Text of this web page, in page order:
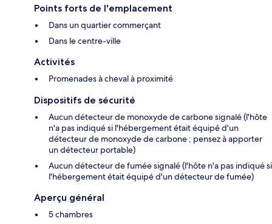
Points forts de l'emplacement
Dans un quartier commerçant
Dans le centre-ville
Activités
Promenades à cheval à proximité
Dispositifs de sécurité
Aucun détecteur de monoxyde de carbone signalé (l'hôte
n'a pas indiqué si l'hébergement était équipé d'un
détecteur de monoxyde de carbone ; pensez à apporter
un détecteur portable)
Aucun détecteur de fumée signalé (l'hôte n'a pas indiqué si
l'hébergement était équipé d'un détecteur de fumée)
Aperçu général
5 chambres